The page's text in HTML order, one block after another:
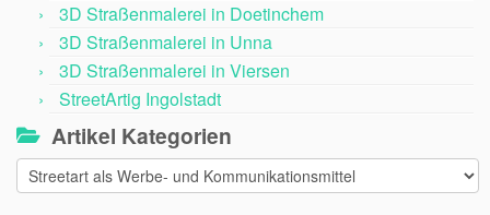
3D Straßenmalerei in Doetinchem
3D Straßenmalerei in Unna
3D Straßenmalerei in Viersen
StreetArtig Ingolstadt
Artikel Kategorien
Artikel
Kategorien